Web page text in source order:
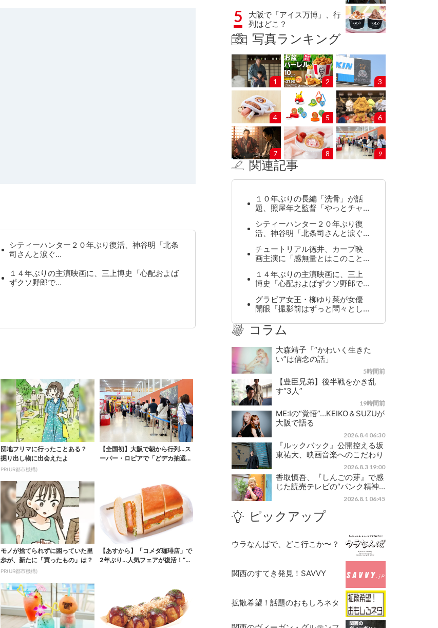
シティーハンター２０年ぶり復活、神谷明「北条
司さんと涙ぐ…
１４年ぶりの主演映画に、三上博史「心配およば
ずクソ野郎で…
団地フリマに行ったことある？
掘り出し物に出会えたよ
PR(UR都市機構)
【全国初】大阪で朝から行列…ス
ーパー・ロピアで「どデカ抽選
モノが捨てられずに困っていた里
歩が、新たに「買ったもの」は？
PR(UR都市機構)
【あすから】「コメダ珈琲店」で
2年ぶり…人気フェアが復活！“ハ
5
大阪で「アイス万博」、行
列はどこ？
写真ランキング
1 2 3
4 5 6
7 8 9
関連記事
１０年ぶりの長編「洗骨」が話
題、照屋年之監督「やっとチャ…
シティーハンター２０年ぶり復
活、神谷明「北条司さんと涙ぐ…
チュートリアル徳井、カープ映
画主演に「感無量とはこのこと…
１４年ぶりの主演映画に、三上
博史「心配およばずクソ野郎で…
グラビア女王・柳ゆり菜が女優
開眼「撮影前はずっと悶々とし…
コラム
大森靖子「“かわいく生きた
い”は信念の話」
5時間前
【豊臣兄弟】後半戦をかき乱
す“3人”
19時間前
ME:Iの“覚悟”…KEIKO＆SUZUが
大阪で語る
2026.8.4 06:30
『ルックバック』公開控える坂
東祐大、映画音楽へのこだわり
2026.8.3 19:00
香取慎吾、『しんごの芽』で感
じた読売テレビの“パンク精神…
2026.8.1 06:45
ピックアップ
ウラなんばで、どこ行こか〜？
関西のすてき発見！SAVVY
拡散希望！話題のおもしろネタ